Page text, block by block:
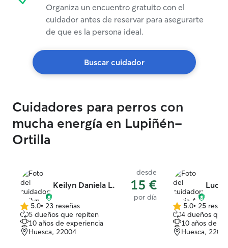
Organiza un encuentro gratuito con el
cuidador antes de reservar para asegurarte
de que es la persona ideal.
Buscar cuidador
Cuidadores para perros con
mucha energía en Lupiñén-
Ortilla
Keilyn Daniela L.
desde
15 €
por día
5.0
de
5
estrellas
5.0• 23 reseñas
5 dueños que repiten
10 años de experiencia
Huesca, 22004
Lucia
5.0
de
5
estrellas
5.0• 25
4 dueños
10 años de
Huesca,